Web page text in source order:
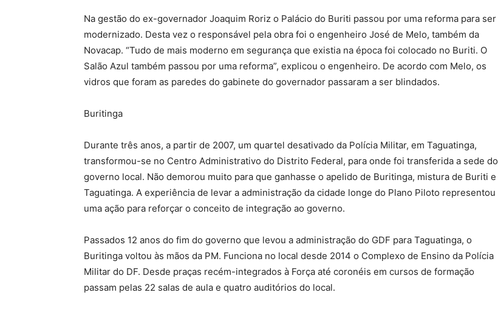
Na gestão do ex-governador Joaquim Roriz o Palácio do Buriti passou por uma reforma para ser
modernizado. Desta vez o responsável pela obra foi o engenheiro José de Melo, também da
Novacap. “Tudo de mais moderno em segurança que existia na época foi colocado no Buriti. O
Salão Azul também passou por uma reforma”, explicou o engenheiro. De acordo com Melo, os
vidros que foram as paredes do gabinete do governador passaram a ser blindados.
Buritinga
Durante três anos, a partir de 2007, um quartel desativado da Polícia Militar, em Taguatinga,
transformou-se no Centro Administrativo do Distrito Federal, para onde foi transferida a sede do
governo local. Não demorou muito para que ganhasse o apelido de Buritinga, mistura de Buriti e
Taguatinga. A experiência de levar a administração da cidade longe do Plano Piloto representou
uma ação para reforçar o conceito de integração ao governo.
Passados 12 anos do fim do governo que levou a administração do GDF para Taguatinga, o
Buritinga voltou às mãos da PM. Funciona no local desde 2014 o Complexo de Ensino da Polícia
Militar do DF. Desde praças recém-integrados à Força até coronéis em cursos de formação
passam pelas 22 salas de aula e quatro auditórios do local.